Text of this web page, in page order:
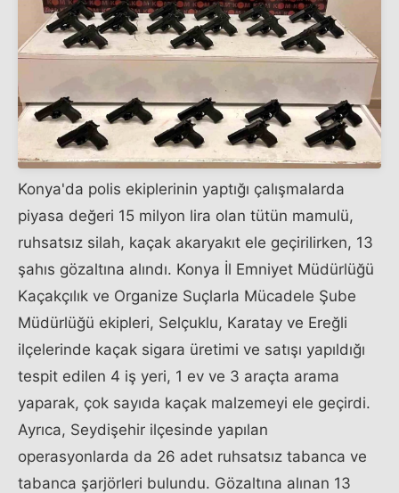
Konya'da polis ekiplerinin yaptığı çalışmalarda
piyasa değeri 15 milyon lira olan tütün mamulü,
ruhsatsız silah, kaçak akaryakıt ele geçirilirken, 13
şahıs gözaltına alındı. Konya İl Emniyet Müdürlüğü
Kaçakçılık ve Organize Suçlarla Mücadele Şube
Müdürlüğü ekipleri, Selçuklu, Karatay ve Ereğli
ilçelerinde kaçak sigara üretimi ve satışı yapıldığı
tespit edilen 4 iş yeri, 1 ev ve 3 araçta arama
yaparak, çok sayıda kaçak malzemeyi ele geçirdi.
Ayrıca, Seydişehir ilçesinde yapılan
operasyonlarda da 26 adet ruhsatsız tabanca ve
tabanca şarjörleri bulundu. Gözaltına alınan 13